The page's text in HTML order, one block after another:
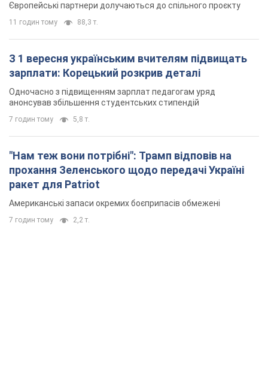
Європейські партнери долучаються до спільного проєкту
11 годин тому 88,3 т.
З 1 вересня українським вчителям підвищать
зарплати: Корецький розкрив деталі
Одночасно з підвищенням зарплат педагогам уряд
анонсував збільшення студентських стипендій
7 годин тому 5,8 т.
"Нам теж вони потрібні": Трамп відповів на
прохання Зеленського щодо передачі Україні
ракет для Patriot
Американські запаси окремих боєприпасів обмежені
7 годин тому 2,2 т.